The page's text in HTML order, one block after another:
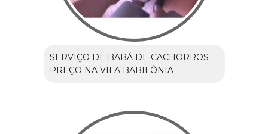
SERVIÇO DE BABÁ DE CACHORROS
PREÇO NA VILA BABILÔNIA